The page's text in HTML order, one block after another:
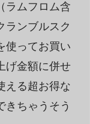
ラムフロム含
ランブルスク
使ってお買い
げ金額に併せ
える超お得な
きちゃうそう